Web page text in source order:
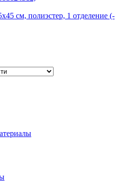
см, полиэстер, 1 отделение (-